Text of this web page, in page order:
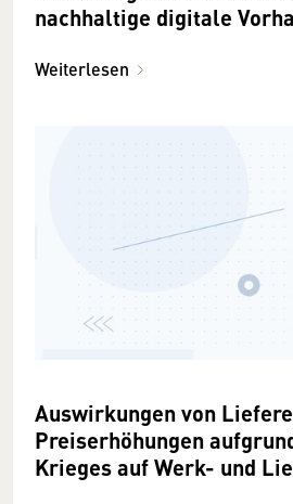
nachhaltige digitale
Weiterlesen
Auswirkungen von
Preiserhöhungen
Krieges auf Werk- und